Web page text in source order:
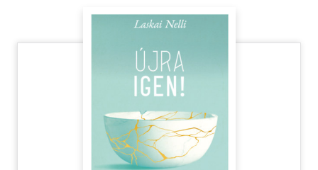
Tankönyv, segédkönyv